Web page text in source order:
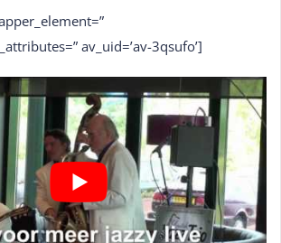
av_uid=’av-3qsufo’]